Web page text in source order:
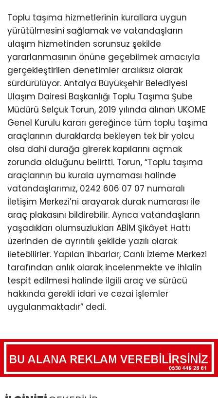
Toplu taşıma hizmetlerinin kurallara uygun
yürütülmesini sağlamak ve vatandaşların
ulaşım hizmetinden sorunsuz şekilde
yararlanmasının önüne geçebilmek amacıyla
gerçekleştirilen denetimler aralıksız olarak
sürdürülüyor. Antalya Büyükşehir Belediyesi
Ulaşım Dairesi Başkanlığı Toplu Taşıma Şube
Müdürü Selçuk Torun, 2019 yılında alınan UKOME
Genel Kurulu kararı gereğince tüm toplu taşıma
araçlarının duraklarda bekleyen tek bir yolcu
olsa dahi durağa girerek kapılarını açmak
zorunda olduğunu belirtti. Torun, “Toplu taşıma
araçlarının bu kurala uymaması halinde
vatandaşlarımız, 0242 606 07 07 numaralı
İletişim Merkezi’ni arayarak durak numarası ile
araç plakasını bildirebilir. Ayrıca vatandaşların
yaşadıkları olumsuzlukları ABİM Şikâyet Hattı
üzerinden de ayrıntılı şekilde yazılı olarak
iletebilirler. Yapılan ihbarlar, Canlı İzleme Merkezi
tarafından anlık olarak incelenmekte ve ihlalin
tespit edilmesi halinde ilgili araç ve sürücü
hakkında gerekli idari ve cezai işlemler
uygulanmaktadır” dedi.